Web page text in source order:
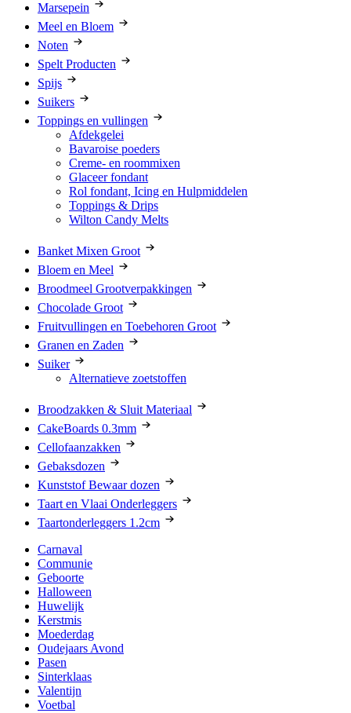
Marsepein
Meel en Bloem
Noten
Spelt Producten
Spijs
Suikers
Toppings en vullingen
Afdekgelei
Bavaroise poeders
Creme- en roommixen
Glaceer fondant
Rol fondant, Icing en Hulpmiddelen
Toppings & Drips
Wilton Candy Melts
Banket Mixen Groot
Bloem en Meel
Broodmeel Grootverpakkingen
Chocolade Groot
Fruitvullingen en Toebehoren Groot
Granen en Zaden
Suiker
Alternatieve zoetstoffen
Broodzakken & Sluit Materiaal
CakeBoards 0.3mm
Cellofaanzakken
Gebaksdozen
Kunststof Bewaar dozen
Taart en Vlaai Onderleggers
Taartonderleggers 1.2cm
Carnaval
Communie
Geboorte
Halloween
Huwelijk
Kerstmis
Moederdag
Oudejaars Avond
Pasen
Sinterklaas
Valentijn
Voetbal